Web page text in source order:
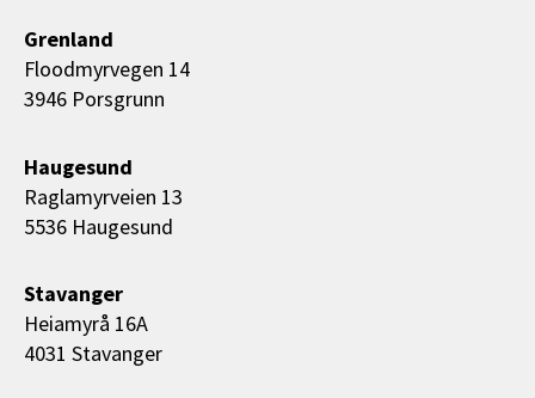
Grenland
Floodmyrvegen 14
3946 Porsgrunn
Haugesund
Raglamyrveien 13
5536 Haugesund
Stavanger
Heiamyrå 16A
4031 Stavanger